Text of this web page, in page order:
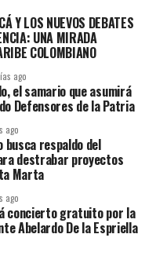
Y LOS NUEVOS DEBATES
UNA MIRADA
COLOMBIANO
ago
el samario que asumirá
Defensores de la Patria
ago
busca respaldo del
destrabar proyectos
Marta
ago
concierto gratuito por la
Abelardo De la Espriella